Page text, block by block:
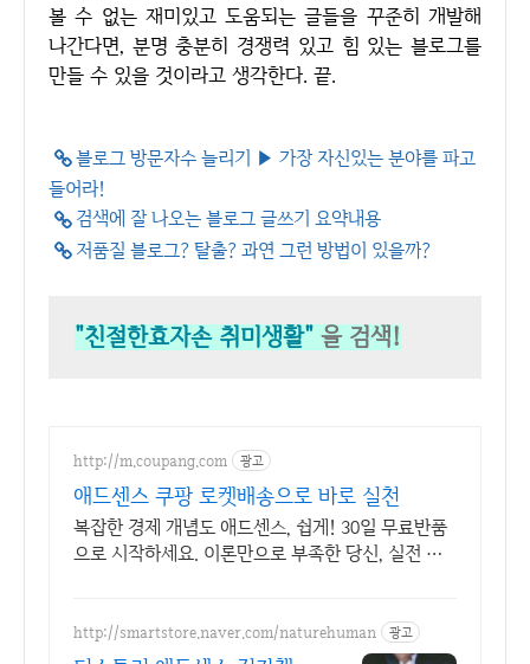
볼 수 없는 재미있고 도움되는 글들을 꾸준히 개발해
나간다면, 분명 충분히 경쟁력 있고 힘 있는 블로그를
만들 수 있을 것이라고 생각한다. 끝.
블로그 방문자수 늘리기 ▶ 가장 자신있는 분야를 파고
들어라!
검색에 잘 나오는 블로그 글쓰기 요약내용
저품질 블로그? 탈출? 과연 그런 방법이 있을까?
"친절한효자손 취미생활" 을 검색!
http://m.coupang.com 광고
애드센스 쿠팡 로켓배송으로 바로 실천
복잡한 경제 개념도 애드센스, 쉽게! 30일 무료반품
으로 시작하세요. 이론만으로 부족한 당신, 실전 투
http://smartstore.naver.com/naturehuman 광고